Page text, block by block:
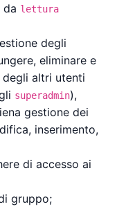
da lettura
degli
eliminare e
altri utenti
superadmin),
gestione dei
inserimento,
di accesso ai
gruppo;